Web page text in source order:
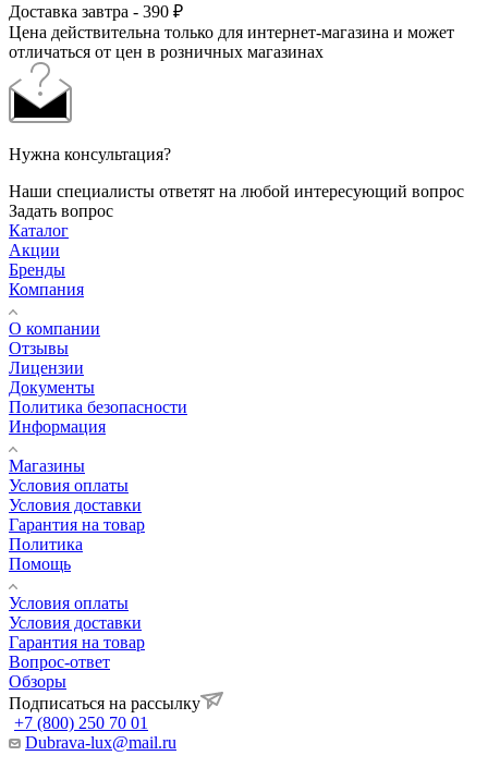
Доставка завтра - 390 ₽
Цена действительна только для интернет-магазина и может
отличаться от цен в розничных магазинах
Нужна консультация?
Наши специалисты ответят на любой интересующий вопрос
Задать вопрос
Каталог
Акции
Бренды
Компания
О компании
Отзывы
Лицензии
Документы
Политика безопасности
Информация
Магазины
Условия оплаты
Условия доставки
Гарантия на товар
Политика
Помощь
Условия оплаты
Условия доставки
Гарантия на товар
Вопрос-ответ
Обзоры
Подписаться на рассылку
+7 (800) 250 70 01
Dubrava-lux@mail.ru